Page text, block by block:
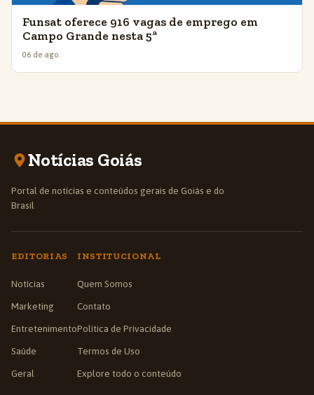
Funsat oferece 916 vagas de emprego em
Campo Grande nesta 5ª
06 de ago.
Notícias Goiás
Portal de notícias e conteúdos gerais de Goiás e do
Brasil
EDITORIAS
Notícias
Marketing
Entretenimento
Saúde
Geral
INSTITUCIONAL
Quem Somos
Contato
Política de Privacidade
Termos de Uso
Explore todo o conteúdo